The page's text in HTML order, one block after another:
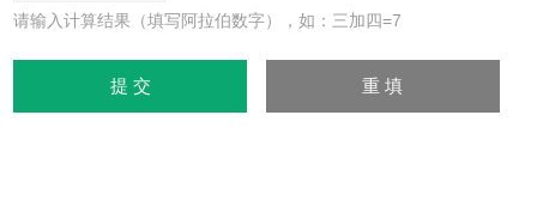
请输入计算结果（填写阿拉伯数字），如：三加四=7